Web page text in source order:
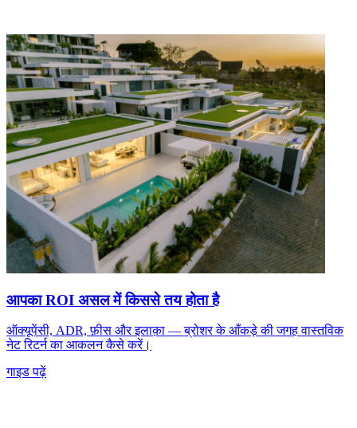
आपका ROI असल में किससे तय होता है
ऑक्यूपेंसी, ADR, फ़ीस और इलाक़ा — ब्रोशर के आँकड़े की जगह वास्तविक
नेट रिटर्न का आकलन कैसे करें।
गाइड पढ़ें